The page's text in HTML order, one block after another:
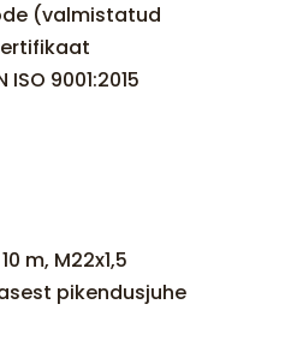
(valmistatud
9001:2015
m, M22x1,5
pikendusjuhe